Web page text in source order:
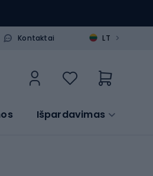
Kontaktai LT >
Išpardavimas